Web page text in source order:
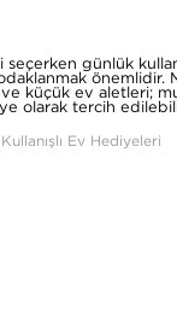
seçerken günlük
önemlidir.
küçük ev aletleri;
olarak tercih
Ev Hediyeleri